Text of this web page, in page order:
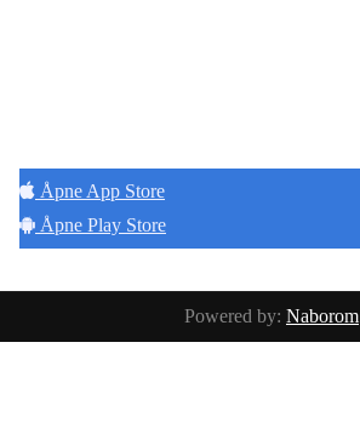
Åpne App Store
Åpne Play Store
Powered by: Naborom